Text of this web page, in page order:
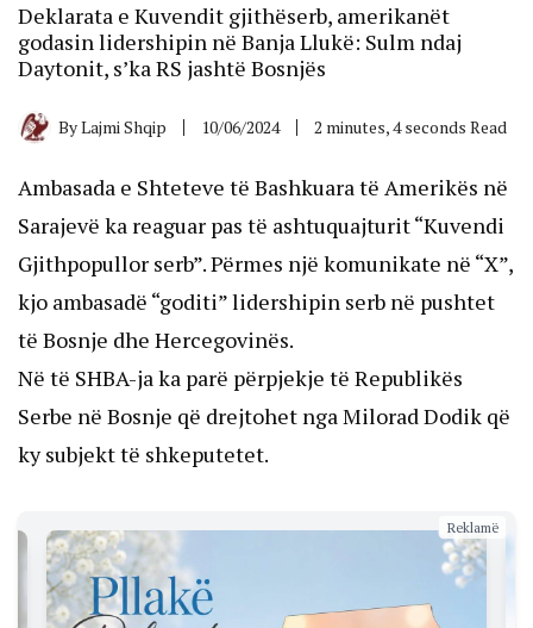
Deklarata e Kuvendit gjithëserb, amerikanët
godasin lidershipin në Banja Llukë: Sulm ndaj
Daytonit, s’ka RS jashtë Bosnjës
ByLajmi Shqip 10/06/2024 2 minutes, 4 seconds Read
Ambasada e Shteteve të Bashkuara të Amerikës në
Sarajevë ka reaguar pas të ashtuquajturit “Kuvendi
Gjithpopullor serb”. Përmes një komunikate në “X”,
kjo ambasadë “goditi” lidershipin serb në pushtet
të Bosnje dhe Hercegovinës.
Në të SHBA-ja ka parë përpjekje të Republikës
Serbe në Bosnje që drejtohet nga Milorad Dodik që
ky subjekt të shkeputetet.
Reklamë